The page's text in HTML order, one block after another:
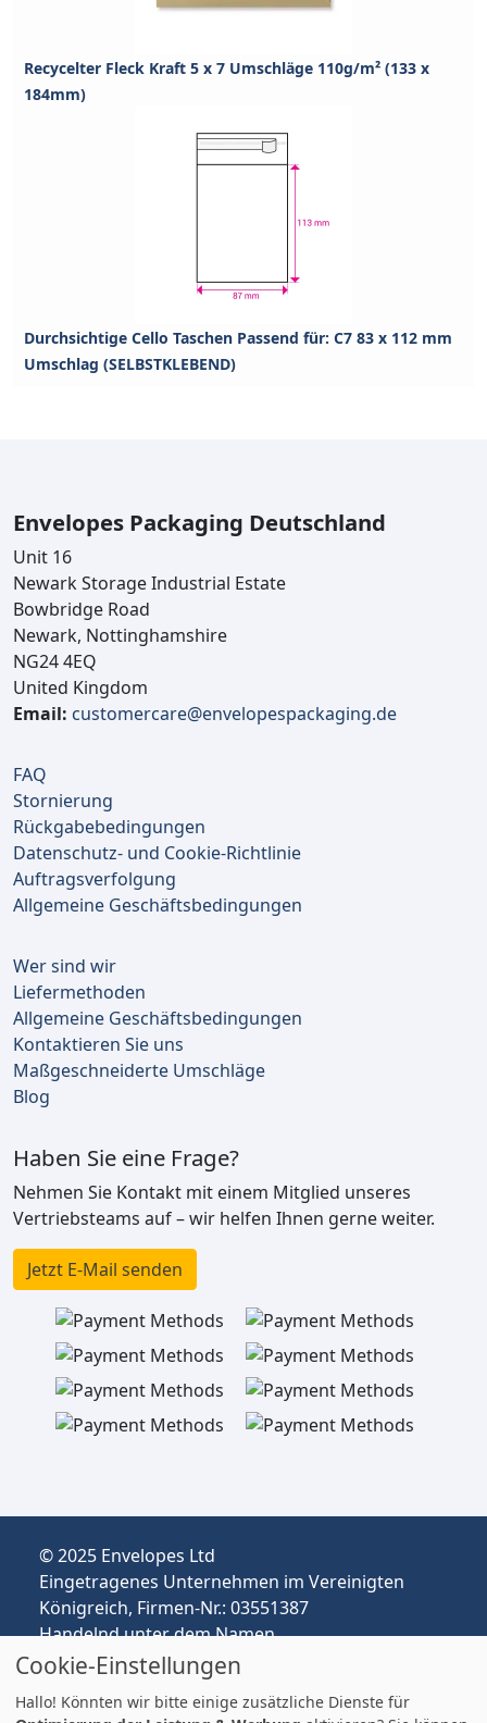
Recycelter Fleck Kraft 5 x 7 Umschläge 110g/m² (133 x
184mm)
Durchsichtige Cello Taschen Passend für: C7 83 x 112 mm
Umschlag (SELBSTKLEBEND)
Envelopes Packaging Deutschland
Unit 16
Newark Storage Industrial Estate
Bowbridge Road
Newark, Nottinghamshire
NG24 4EQ
United Kingdom
Email: customercare@envelopespackaging.de
FAQ
Stornierung
Rückgabebedingungen
Datenschutz- und Cookie-Richtlinie
Auftragsverfolgung
Allgemeine Geschäftsbedingungen
Wer sind wir
Liefermethoden
Allgemeine Geschäftsbedingungen
Kontaktieren Sie uns
Maßgeschneiderte Umschläge
Blog
Haben Sie eine Frage?
Nehmen Sie Kontakt mit einem Mitglied unseres
Vertriebsteams auf – wir helfen Ihnen gerne weiter.
Jetzt E-Mail senden
© 2025 Envelopes Ltd
Eingetragenes Unternehmen im Vereinigten
Königreich, Firmen-Nr.: 03551387
Handelnd unter dem Namen
envelopespackaging.de | Versand vom
Vereinigten Königreich nach Deutschland
Preise in EUR | Zölle & MwSt. können anfallen.
Cookie-Einstellungen
Hallo! Könnten wir bitte einige zusätzliche Dienste für